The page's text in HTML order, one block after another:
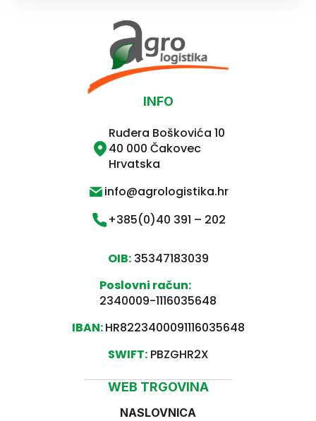
INFO
Ruđera Boškovića 10
40 000 Čakovec
Hrvatska
info@agrologistika.hr
+385(0)40 391 – 202
OIB:35347183039
Poslovni račun:
2340009-1116035648
IBAN:HR8223400091116035648
SWIFT:PBZGHR2X
WEB TRGOVINA
NASLOVNICA